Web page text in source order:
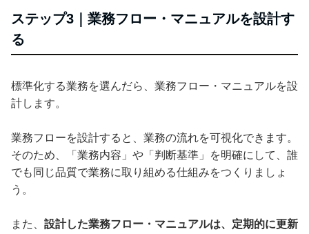
ステップ3｜業務フロー・マニュアルを設計す
る
標準化する業務を選んだら、業務フロー・マニュアルを設
計します。
業務フローを設計すると、業務の流れを可視化できます。
そのため、「業務内容」や「判断基準」を明確にして、誰
でも同じ品質で業務に取り組める仕組みをつくりましょ
う。
また、 設計した業務フロー・マニュアルは、定期的に更新